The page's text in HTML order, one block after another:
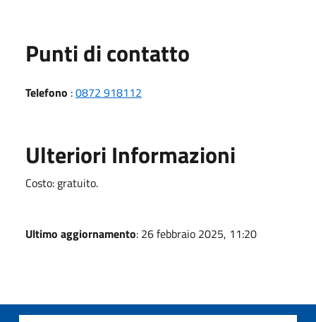
Punti di contatto
Telefono :0872 918112
Ulteriori Informazioni
Costo: gratuito.
Ultimo aggiornamento: 26 febbraio 2025, 11:20